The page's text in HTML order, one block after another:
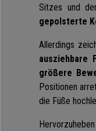
Sitzes und
gepolsterte
Allerdings
ausziehbare
größere
Positionen
die Füße